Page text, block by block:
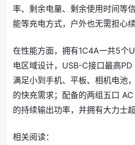
率、剩余电量、剩余使用时间等
能等充电方式，户外也无需担心续
在性能方面，拥有1C4A一共5个
电区域设计，USB-C接口最高
满足小到手机、平板、相机电池
的快充需求；配备的两组五口
的持续输出功率，并拥有大力士超
相关阅读：